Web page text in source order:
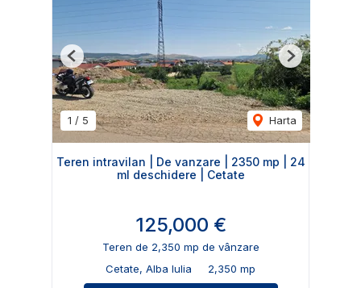
1 / 5 Harta
Previous Next
Teren intravilan | De vanzare | 2350 mp | 24
ml deschidere | Cetate
125,000 €
Teren de 2,350 mp de vânzare
Cetate, Alba Iulia
2,350 mp